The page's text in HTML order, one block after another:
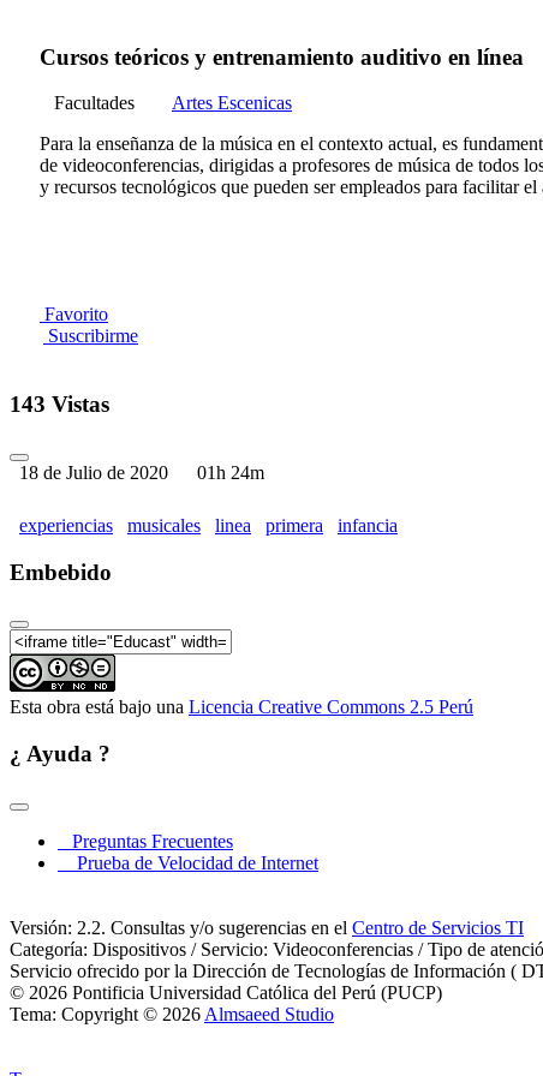
Cursos teóricos y entrenamiento auditivo en línea
Facultades
Artes Escenicas
Para la enseñanza de la música en el contexto actual, es
de videoconferencias, dirigidas a profesores de música de todos
y recursos tecnológicos que pueden ser empleados para facilitar el
Favorito
Suscribirme
143 Vistas
18 de Julio de 2020 01h 24m
experiencias musicales linea primera infancia
Embebido
Esta obra está bajo una Licencia Creative Commons 2.5 Perú
¿ Ayuda ?
Preguntas Frecuentes
Prueba de Velocidad de Internet
Versión: 2.2. Consultas y/o sugerencias en el Centro de Servicios TI
Categoría: Dispositivos / Servicio: Videoconferencias / Tipo de
Servicio ofrecido por la Dirección de Tecnologías de Información (
© 2026 Pontificia Universidad Católica del Perú (PUCP)
Tema: Copyright © 2026 Almsaeed Studio